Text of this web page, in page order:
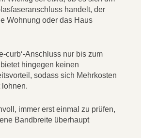
handelt, der
Wohnung oder das Haus
curb‘-Anschluss nur bis zum
hingegen keinen
sodass sich Mehrkosten
lohnen.
immer erst einmal zu prüfen,
Bandbreite überhaupt